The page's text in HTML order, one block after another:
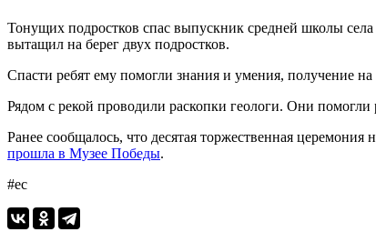
Тонущих подростков спас выпускник средней школы
вытащил на берег двух подростков.
Спасти ребят ему помогли знания и умения, получение
Рядом с рекой проводили раскопки геологи. Они
Ранее сообщалось, что десятая торжественная
прошла в Музее Победы.
#ес